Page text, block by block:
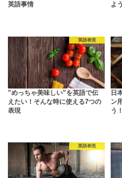
英語事情
よ
英語表現
”めっちゃ美味しい”を英語で伝
えたい！そんな時に使える7つの
表現
日
ン
う！
英語表現